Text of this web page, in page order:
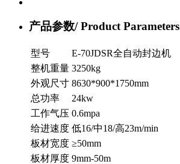
产品参数/Product Parameters
型号
E-70JDSR全自动封边机
整机重量 3250kg
外观尺寸 8630*900*1750mm
总功率
24kw
工作气压 0.6mpa
给进速度 低16/中18/高23m/min
板材宽度 ≥50mm
板材厚度 9mm-50m